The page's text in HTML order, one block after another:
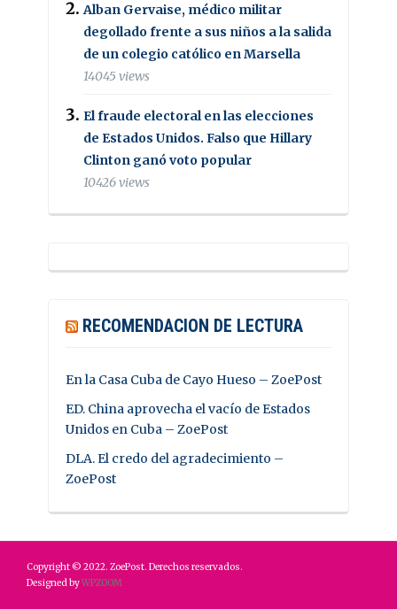
Alban Gervaise, médico militar
degollado frente a sus niños a la salida
de un colegio católico en Marsella
14045 views
El fraude electoral en las elecciones
de Estados Unidos. Falso que Hillary
Clinton ganó voto popular
10426 views
RECOMENDACION DE LECTURA
En la Casa Cuba de Cayo Hueso – ZoePost
ED. China aprovecha el vacío de Estados
Unidos en Cuba – ZoePost
DLA. El credo del agradecimiento –
ZoePost
Copyright © 2022. ZoePost. Derechos reservados.
Designed byWPZOOM